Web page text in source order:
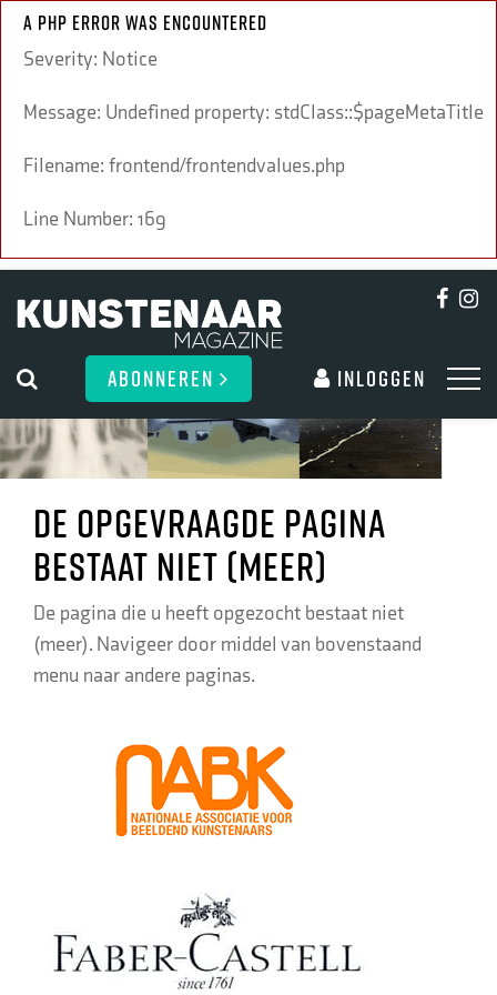
A PHP Error was encountered
Severity: Notice
Message: Undefined property: stdClass::$pageMetaTitle
Filename: frontend/frontendvalues.php
Line Number: 169
ABONNEREN Inloggen
De opgevraagde pagina
bestaat niet (meer)
De pagina die u heeft opgezocht bestaat niet
(meer). Navigeer door middel van bovenstaand
menu naar andere paginas.